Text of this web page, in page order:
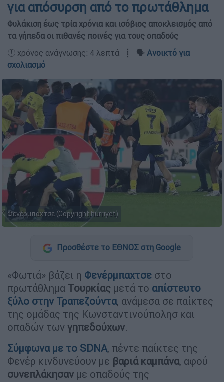
για απόσυρση από το πρωτάθλημα
Φυλάκιση έως τρία χρόνια και ισόβιος αποκλεισμός από
τα γήπεδα οι πιθανές ποινές για τους οπαδούς
🕛 χρόνος ανάγνωσης: 4 λεπτά ┋ 🗣️ Ανοικτό για
σχολιασμό
Φενέρμπαχτσε (Copyright:hurriyet)
Προσθέστε το ΕΘΝΟΣ στη Google
«Φωτιά» βάζει η Φενέρμπαχτσε στο
πρωτάθλημα Τουρκίας μετά το απίστευτο
ξύλο στην Τραπεζούντα, ανάμεσα σε παίκτες
της ομάδας της Κωνσταντινούπολησ και
οπαδών των γηπεδούχων.
Σύμφωνα με το SDNA, πέντε παίκτες της
Φενέρ κινδυνεύουν με βαριά καμπάνα, αφού
συνεπλάκησαν με οπαδούς της